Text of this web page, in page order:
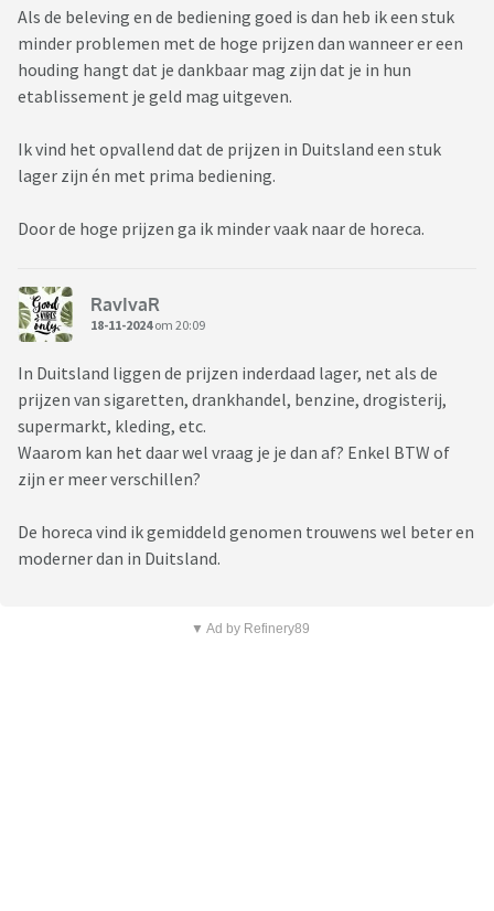
Als de beleving en de bediening goed is dan heb ik een stuk
minder problemen met de hoge prijzen dan wanneer er een
houding hangt dat je dankbaar mag zijn dat je in hun
etablissement je geld mag uitgeven.
Ik vind het opvallend dat de prijzen in Duitsland een stuk
lager zijn én met prima bediening.
Door de hoge prijzen ga ik minder vaak naar de horeca.
RavIvaR
18-11-2024om 20:09
In Duitsland liggen de prijzen inderdaad lager, net als de
prijzen van sigaretten, drankhandel, benzine, drogisterij,
supermarkt, kleding, etc.
Waarom kan het daar wel vraag je je dan af? Enkel BTW of
zijn er meer verschillen?
De horeca vind ik gemiddeld genomen trouwens wel beter en
moderner dan in Duitsland.
▼ Ad by Refinery89